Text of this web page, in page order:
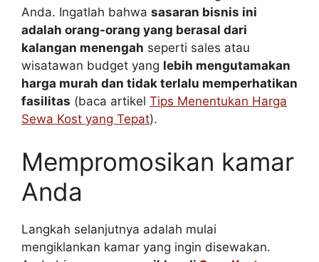
Anda. Ingatlah bahwa sasaran bisnis ini
adalah orang-orang yang berasal dari
kalangan menengah seperti sales atau
wisatawan budget yang lebih mengutamakan
harga murah dan tidak terlalu memperhatikan
fasilitas (baca artikel Tips Menentukan Harga
Sewa Kost yang Tepat).
Mempromosikan kamar
Anda
Langkah selanjutnya adalah mulai
mengiklankan kamar yang ingin disewakan.